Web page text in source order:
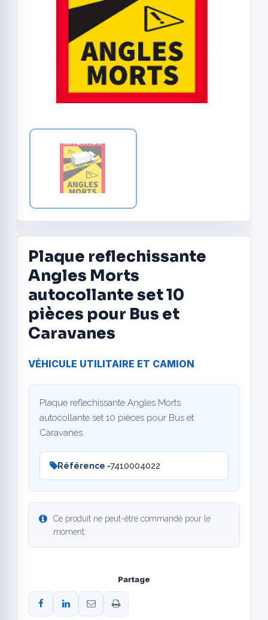
Plaque reflechissante
Angles Morts
autocollante set 10
pièces pour Bus et
Caravanes
VÉHICULE UTILITAIRE ET CAMION
Plaque reflechissante Angles Morts
autocollante set 10 pièces pour Bus et
Caravanes
Référence -7410004022
Ce produit ne peut-être commandé pour le
moment.
Partage